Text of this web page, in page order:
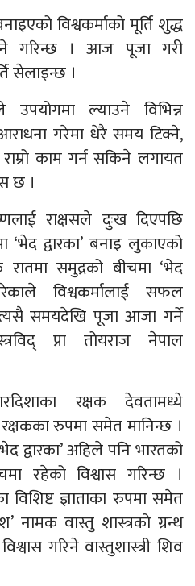
विश्वकर्माको मूर्ति शुद्ध
गरिन्छ । आज पूजा गरी
सेलाइन्छ ।
ल्याउने विभिन्न
गरेमा धेरै समय टिक्ने,
काम गर्न सकिने लगायत
छ ।
राक्षसले दुःख दिएपछि
‘भेद द्वारका’ बनाइ लुकाएको
समुद्रको बीचमा ‘भेद
विश्वकर्मालाई सफल
समयदेखि पूजा आजा गर्ने
प्रा तोयराज नेपाल
रक्षक देवतामध्ये
रक्षकका रुपमा समेत मानिन्छ ।
द्वारका’ अहिले पनि भारतको
रहेको विश्वास गरिन्छ ।
विशिष्ट ज्ञाताका रुपमा समेत
नामक वास्तु शास्त्रको ग्रन्थ
गरिने वास्तुशास्त्री शिव